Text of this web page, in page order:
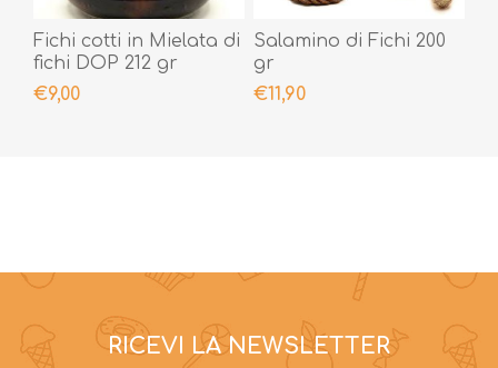
Fichi cotti in Mielata di
fichi DOP 212 gr
€9,00
Salamino di Fichi 200
gr
€11,90
RICEVI LA NEWSLETTER